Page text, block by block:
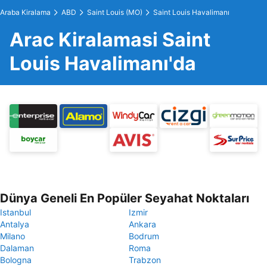
Araba Kiralama ABD Saint Louis (MO) Saint Louis Havalimanı
Arac Kiralamasi Saint
Louis Havalimanı'da
Dünya Geneli En Popüler Seyahat Noktaları
Istanbul
Izmir
Antalya
Ankara
Milano
Bodrum
Dalaman
Roma
Bologna
Trabzon